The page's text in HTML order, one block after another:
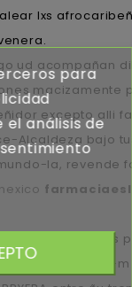
lxs
ud acompañan
excepto alli
Alcaldeza bajo
la, revende
lapidarias
mega-
para
análisis de